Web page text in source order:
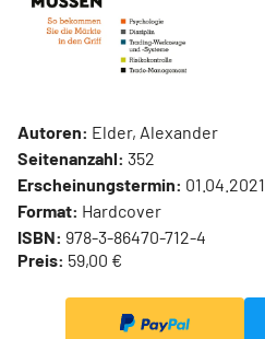
Autoren: Elder, Alexander
Seitenanzahl: 352
Erscheinungstermin: 01.04.2021
Format: Hardcover
ISBN: 978-3-86470-712-4
Preis: 59,00 €